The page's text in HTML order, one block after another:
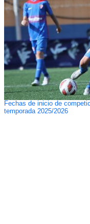
Fechas de inicio de
temporada 2025/2026